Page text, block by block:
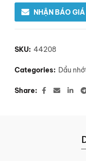
NHẬN BÁO GIÁ
SKU: 44208
Categories: Dầu
Share